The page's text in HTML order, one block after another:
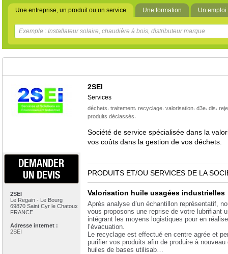
Une entreprise, un produit ou un service Une formation Un emploi
DEMANDER
UN DEVIS
2SEI
Le Regain - Le Bourg
69870 Saint Cyr le Chatoux
FRANCE
Adresse internet :
2SEI
2SEI
Services
déchets traitement, recyclage, valorisation, d3e, dis
produits déclassés
Société de service spécialisée dans la
vos coûts dans la gestion de vos déchets.
PRODUITS ET/OU SERVICES DE LA
Valorisation huile usagées industrielles
Après analyse d’un échantillon représentatif,
vous proposons une reprise de votre lubrifiant
intégrant les moyens logistiques pour en
l’évacuation.
Le recyclage est effectué en centre agrée et
purifier vos produits afin de produire à nouveau
huiles de bases utilisab…